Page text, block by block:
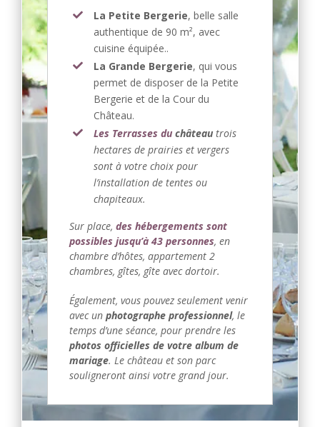
La Petite Bergerie, belle salle
authentique de 90 m², avec
cuisine équipée..
La Grande Bergerie, qui vous
permet de disposer de la Petite
Bergerie et de la Cour du
Château.
Les Terrasses du châteautrois
hectares de prairies et vergers
sont à votre choix pour
l’installation de tentes ou
chapiteaux.
Sur place, des hébergements sont
possibles jusqu’à 43 personnes, en
chambre d’hôtes, appartement 2
chambres, gîtes, gîte avec dortoir.
Également, vous pouvez seulement venir
avec un photographe professionnel, le
temps d’une séance, pour prendre les
photos officielles de votre album de
mariage. Le château et son parc
souligneront ainsi votre grand jour.